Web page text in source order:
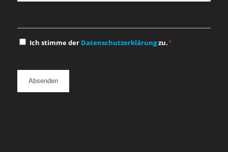
Einwilligung
Ich stimme der Datenschutzerklärungzu.*